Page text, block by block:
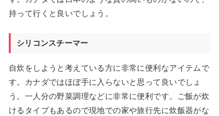
持って行くと良いでしょう。
シリコンスチーマー
自炊をしようと考えている方に非常に便利なアイテムで
す。カナダではほぼ手に入らないと思って良いでしょ
う。一人分の野菜調理などに非常に便利です。ご飯が炊
けるタイプもあるので現地での家や旅行先に炊飯器がな